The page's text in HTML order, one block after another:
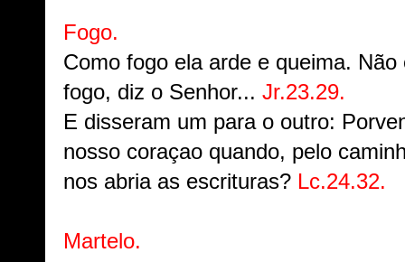
Fogo.
Como fogo ela arde e queima.
fogo, diz o Senhor... Jr.23.29.
E disseram um para o outro:
nosso coraçao quando, pelo
nos abria as escrituras? Lc.24.32.
Martelo.